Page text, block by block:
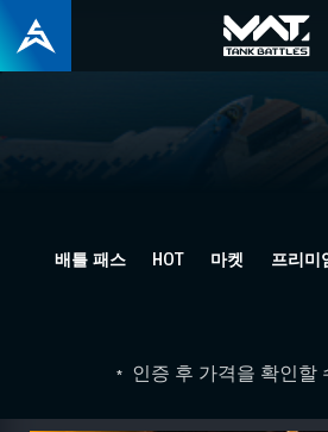
배틀 패스 HOT 마켓 프리미
* 인증 후 가격을 확인할